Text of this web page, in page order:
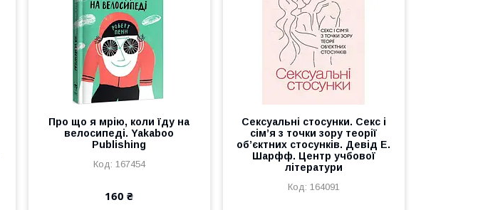
Про що я мрію, коли їду на
велосипеді. Yakaboo
Publishing
167454
160 ₴
Сексуальні стосунки. Секс і
сім’я з точки зору теорії
об’єктних стосунків. Девід Е.
Шарфф. Центр учбової
літератури
164091